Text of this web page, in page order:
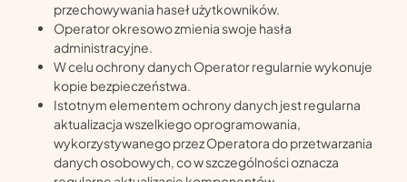
przechowywania haseł użytkowników.
Operator okresowo zmienia swoje hasła
administracyjne.
W celu ochrony danych Operator regularnie wykonuje
kopie bezpieczeństwa.
Istotnym elementem ochrony danych jest regularna
aktualizacja wszelkiego oprogramowania,
wykorzystywanego przez Operatora do przetwarzania
danych osobowych, co w szczególności oznacza